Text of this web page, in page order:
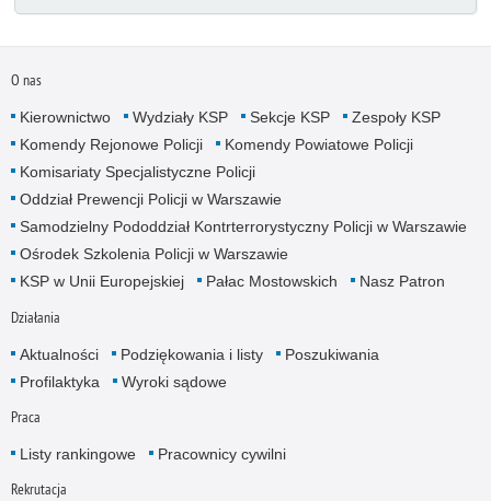
O nas
Kierownictwo Wydziały KSP Sekcje KSP
Zespoły KSP
Komendy Rejonowe Policji
Komendy Powiatowe Policji
Komisariaty Specjalistyczne Policji
Oddział Prewencji Policji w Warszawie
Samodzielny Pododdział Kontrterrorystyczny Policji w Warszawie
Ośrodek Szkolenia Policji w Warszawie
KSP w Unii Europejskiej
Pałac Mostowskich Nasz Patron
Działania
Aktualności Podziękowania i listy
Poszukiwania
Profilaktyka
Wyroki sądowe
Praca
Listy rankingowe Pracownicy cywilni
Rekrutacja